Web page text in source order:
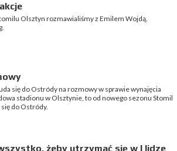
Olsztyn rozmawialiśmy z Emilem Wojdą,
się do Ostródy na rozmowy w sprawie wynajęcia
stadionu w Olsztynie, to od nowego sezonu Stomil
do Ostródy.
żeby utrzymać się w I lidze